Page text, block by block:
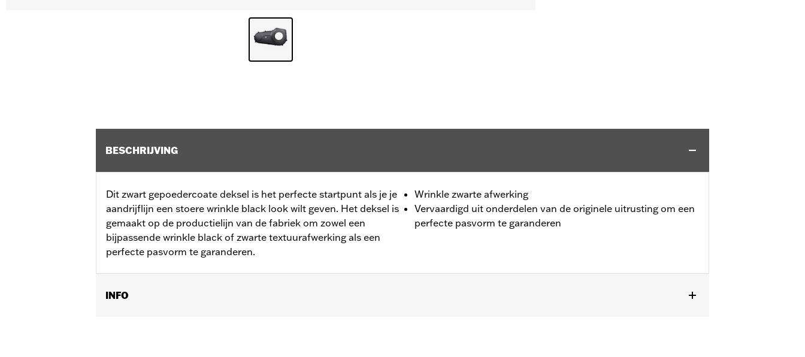
BESCHRIJVING
Dit zwart gepoedercoate deksel is het perfecte startpunt als je je
aandrijflijn een stoere wrinkle black look wilt geven. Het deksel is
gemaakt op de productielijn van de fabriek om zowel een
bijpassende wrinkle black of zwarte textuurafwerking als een
perfecte pasvorm te garanderen.
Wrinkle zwarte afwerking
Vervaardigd uit onderdelen van de originele uitrusting om een
perfecte pasvorm te garanderen
INFO